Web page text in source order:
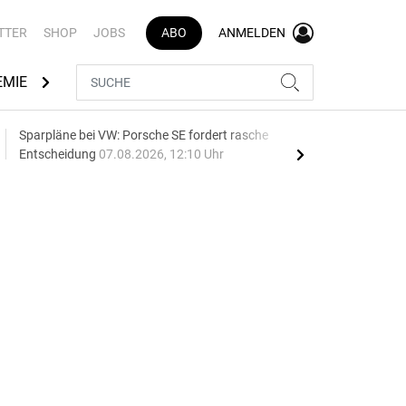
SHOP JOBS ABO ANMELDEN
AUTOMARKEN
Sparpläne bei VW: Porsche SE fordert rasche
Entscheidung 07.08.2026, 12:10 Uhr